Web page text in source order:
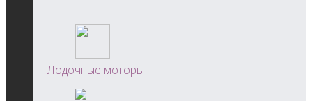
Лодочные моторы